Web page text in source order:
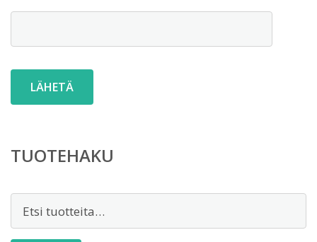
TUOTEHAKU